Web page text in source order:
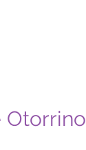
Otorrino